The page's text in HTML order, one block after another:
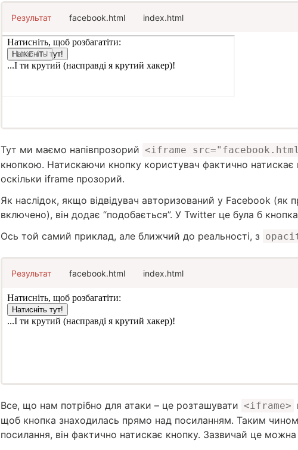
Результат facebook.html index.html
Тут ми маємо напівпрозорий <iframe
кнопкою. Натискаючи кнопку користувач фактично натискає
оскільки iframe прозорий.
Як наслідок, якщо відвідувач авторизований у Facebook (як
включено), він додає “подобається”. У Twitter це була б кнопка
Ось той самий приклад, але ближчий до реальності, з
Результат facebook.html index.html
Все, що нам потрібно для атаки – це розташувати <iframe>
щоб кнопка знаходилась прямо над посиланням. Таким
посилання, він фактично натискає кнопку. Зазвичай це